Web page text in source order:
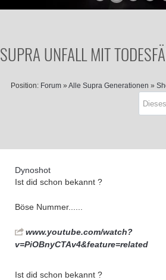
SUPRA UNFALL MIT
Position: Forum » Alle Supra Generationen »
Dynoshot
Ist did schon bekannt ?
Böse Nummer......
www.youtube.com/watch?
v=PiOBnyCTAv4&feature=related
Ist did schon bekannt ?